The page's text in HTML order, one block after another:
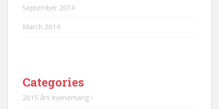
September 2014
March 2014
Categories
2015 års evenemang ›